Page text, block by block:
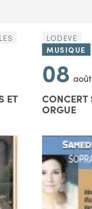
ET
LODEVE
MUSIQUE
08 août
CONCERT
ORGUE